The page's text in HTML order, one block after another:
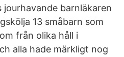
jourhavande barnläkaren
13 småbarn som
från olika håll i
alla hade märkligt nog